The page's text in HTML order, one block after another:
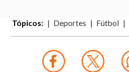
Tópicos: Deportes Fútbol